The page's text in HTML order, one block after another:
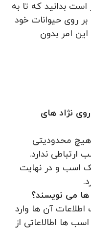
است بدانید که تا به
بر روی حیوانات خود
امر بدون
نژاد های
هیچ محدودیتی
ارتباطی ندارد.
اسب و در نهایت
می نویسند؟
آن ها وارد
ها اطالاعاتی از